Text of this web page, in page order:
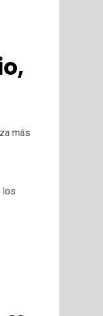
más
los